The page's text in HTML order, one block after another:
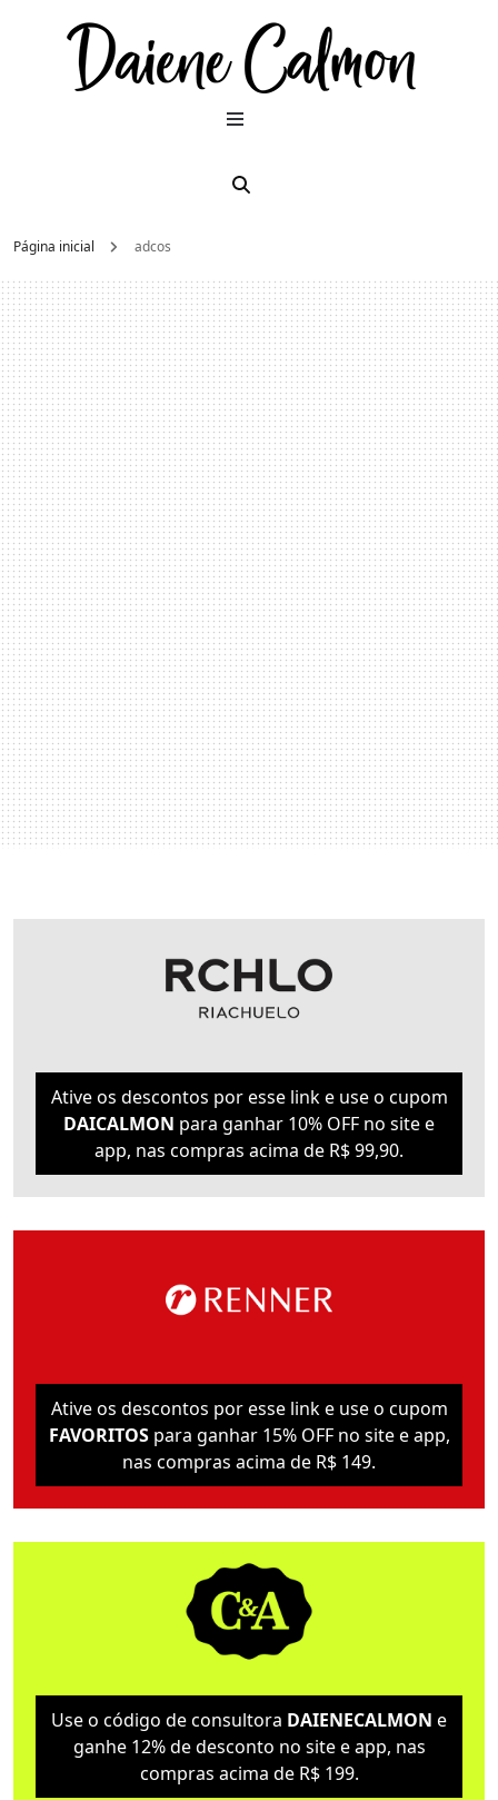
Página inicial adcos
Ative os descontos por esse link e use o cupom
DAICALMON para ganhar 10% OFF no site e
app, nas compras acima de R$ 99,90.
Ative os descontos por esse link e use o cupom
FAVORITOSpara ganhar 15% OFF no site e app,
nas compras acima de R$ 149.
Use o código de consultora DAIENECALMON e
ganhe 12% de desconto no site e app, nas
compras acima de R$ 199.